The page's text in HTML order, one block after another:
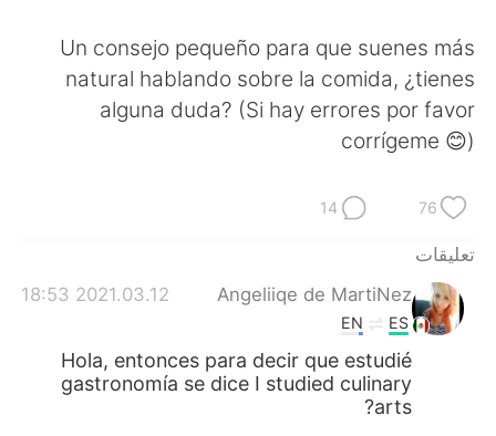
Русский ไทย
Indonesia Italiano
Un consejo pequeño para que suenes más
natural hablando sobre la comida, ¿tienes
alguna duda? (Si hay errores por favor
corrígeme 😊)
76
14
تعليقات
Angeliiqe de MartiNez
2021.03.12 18:53
ES
EN
Hola, entonces para decir que estudié
gastronomía se dice I studied culinary
arts?